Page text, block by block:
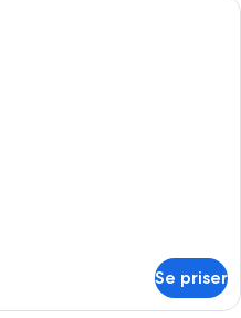
Se priser